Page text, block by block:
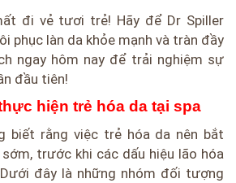
đi vẻ tươi trẻ! Hãy để Dr Spiller
phục làn da khỏe mạnh và tràn đầy
ngay hôm nay để trải nghiệm sự
đầu tiên!
hiện trẻ hóa da tại spa
biết rằng việc trẻ hóa da nên bắt
trước khi các dấu hiệu lão hóa
đây là những nhóm đối tượng